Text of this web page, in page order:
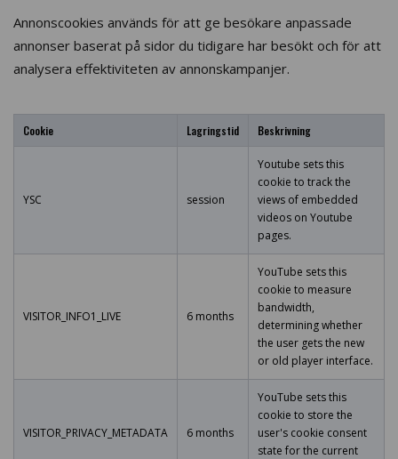
Annonscookies används för att ge besökare anpassade
annonser baserat på sidor du tidigare har besökt och för att
analysera effektiviteten av annonskampanjer.
Cookie Lagringstid Beskrivning
YSC session
Youtube sets this
cookie to track the
views of embedded
videos on Youtube
pages.
VISITOR_INFO1_LIVE 6 months
YouTube sets this
cookie to measure
bandwidth,
determining whether
the user gets the new
or old player interface.
VISITOR_PRIVACY_METADATA 6 months
YouTube sets this
cookie to store the
user's cookie consent
state for the current